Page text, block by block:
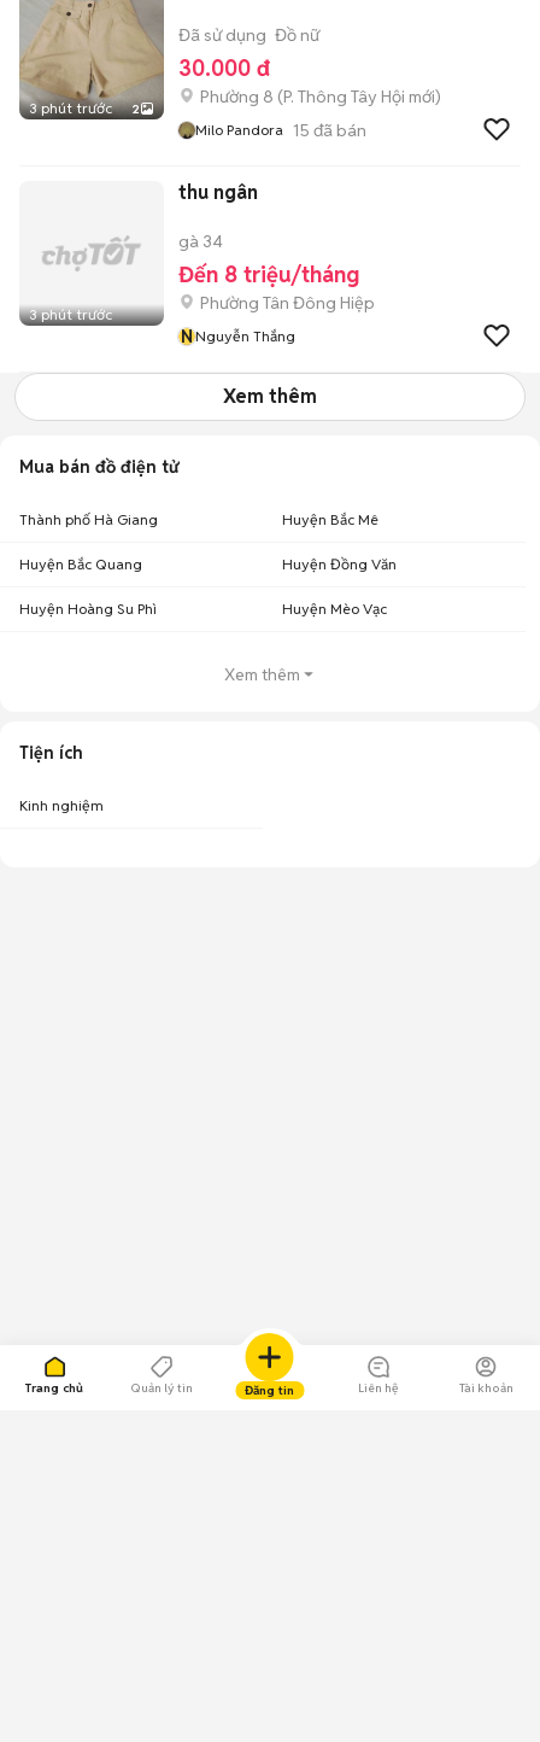
Trang chủ Quản lý tin Đăng tin Liên hệ Tài khoản
3 phút trước 2
Đã sử dụng Đồ nữ
30.000 đ
Phường 8 (P. Thông Tây Hội mới)
Milo Pandora 15 đã bán
3 phút trước
thu ngân
gà 34
Đến 8 triệu/tháng
Phường Tân Đông Hiệp
NNguyễn Thắng
Xem thêm
Mua bán đồ điện tử
Thành phố Hà Giang Huyện Bắc Mê
Huyện Bắc Quang Huyện Đồng Văn
Huyện Hoàng Su Phì Huyện Mèo Vạc
Xem thêm
Tiện ích
Kinh nghiệm